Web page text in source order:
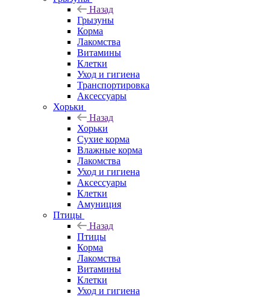
Назад
Грызуны
Корма
Лакомства
Витамины
Клетки
Уход и гигиена
Транспортировка
Аксессуары
Хорьки
Назад
Хорьки
Сухие корма
Влажные корма
Лакомства
Уход и гигиена
Аксессуары
Клетки
Амуниция
Птицы
Назад
Птицы
Корма
Лакомства
Витамины
Клетки
Уход и гигиена